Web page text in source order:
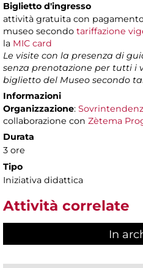
Biglietto d'ingresso
attività gratuita con
museo secondo tariffazione
la MIC card
Le visite con la presenza di
senza prenotazione per tutti i
biglietto del Museo secondo
Informazioni
Organizzazione:
collaborazione con Zètema
Durata
3 ore
Tipo
Iniziativa didattica
Attività correlate
In